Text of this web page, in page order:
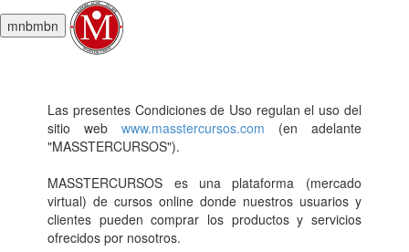
mnbmbn
Las presentes Condiciones de Uso regulan el uso del
sitio web www.masstercursos.com (en adelante
"MASSTERCURSOS").
MASSTERCURSOS es una plataforma (mercado
virtual) de cursos online donde nuestros usuarios y
clientes pueden comprar los productos y servicios
ofrecidos por nosotros.